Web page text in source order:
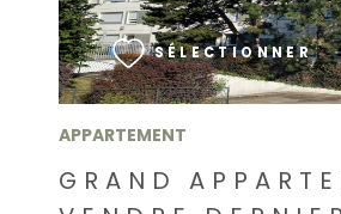
APPARTEMENT
GRAND
SÉLECTIONNER